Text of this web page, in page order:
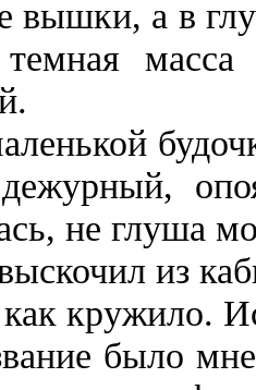
вышки, а в
масса
не глуша
из
кружило.
было мне